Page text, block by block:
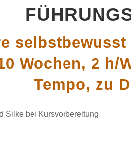
Wochen, 2 h/
Tempo, zu